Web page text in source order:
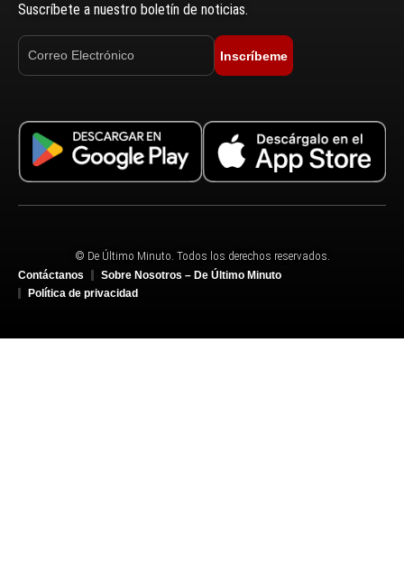
Suscríbete a nuestro boletín de noticias.
Inscríbeme
© De Último Minuto. Todos los derechos reservados.
Contáctanos
Sobre Nosotros – De Último Minuto
Política de privacidad